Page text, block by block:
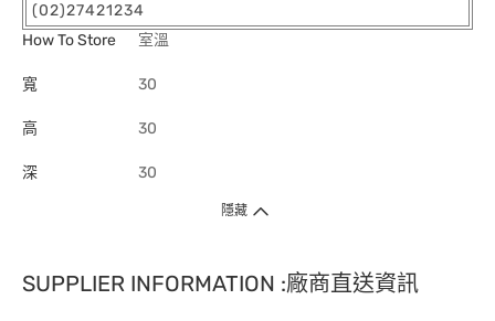
(02)27421234
How To Store
室溫
寬 30
高 30
深 30
隱藏
SUPPLIER INFORMATION :廠商直送資訊